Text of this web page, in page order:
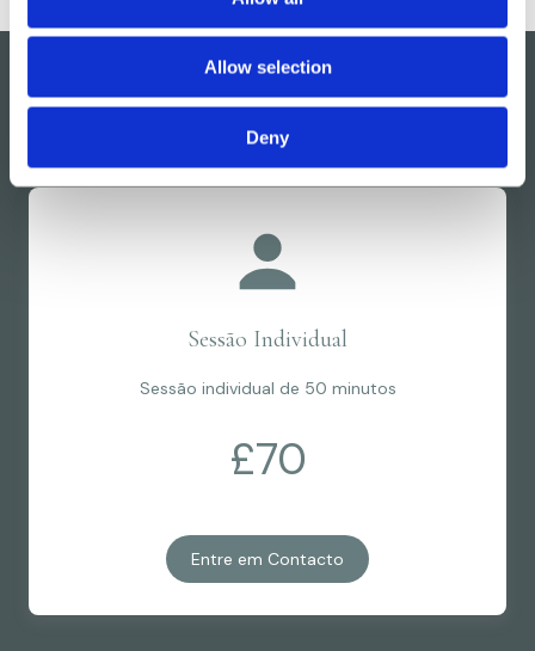
Allow selection
Deny
Preços
Sessão Individual
Sessão individual de 50 minutos
£70
Entre em Contacto